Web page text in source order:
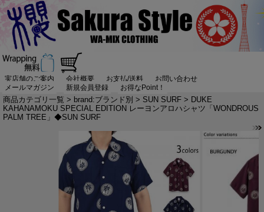
実店舗のご案内 会社概要 お支払/送料
お問い合わせ
メールマガジン
新規会員登録 お得なPoint！
商品カテゴリ一覧 > brand:ブランド別 > SUN SURF > DUKE
KAHANAMOKU SPECIAL EDITION レーヨンアロハシャツ「WONDROUS
PALM TREE」◆SUN SURF